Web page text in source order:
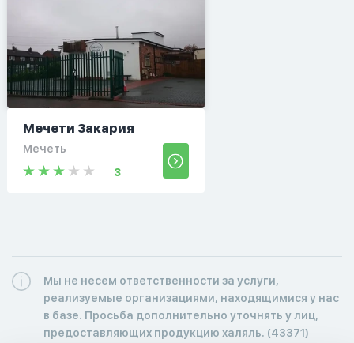
Мечети Закария
Мечеть
3
Мы не несем ответственности за услуги,
реализуемые организациями, находящимися у нас
в базе. Просьба дополнительно уточнять у лиц,
предоставляющих продукцию халяль. (43371)